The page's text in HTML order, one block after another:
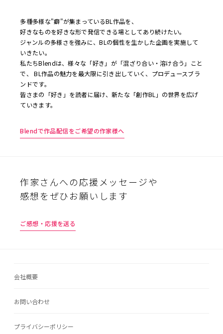
多種多様な"癖"が集まっているBL作品を、
好きなものを好きな形で発信できる場としてあり続けたい。
ジャンルの多様さを強みに、BLの個性を生かした企画を実施して
いきたい。
私たちBlendは、様々な「好き」が「混ざり合い・溶け合う」こと
で、 BL作品の魅力を最大限に引き出していく、プロデュースブラ
ンドです。
皆さまの「好き」を読者に届け、新たな「創作BL」の世界を広げ
ていきます。
Blendで作品配信をご希望の作家様へ
作家さんへの応援メッセージや
感想をぜひお願いします
ご感想・応援を送る
会社概要
お問い合わせ
プライバシーポリシー